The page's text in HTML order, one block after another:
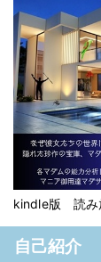
kindle版 読み
自己紹介